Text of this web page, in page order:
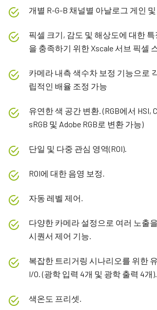
개별 R-G-B 채널별 아날로그 게인
픽셀 크기, 감도 및 해상도에 대한
을 충족하기 위한 Xscale 서브 픽셀
카메라 내측 색수차 보정 기능으로
립적인 배율 조정 가능
유연한 색 공간 변환. (RGB에서 HSI,
sRGB 및 Adobe RGB로 변환 가능)
단일 및 다중 관심 영역(ROI).
ROI에 대한 음영 보정.
자동 레벨 제어.
다양한 카메라 설정으로 여러 노출
시퀀서 제어 기능.
복잡한 트리거링 시나리오를 위한
I/O. (광학 입력 4개 및 광학 출력 4개).
색온도 프리셋.